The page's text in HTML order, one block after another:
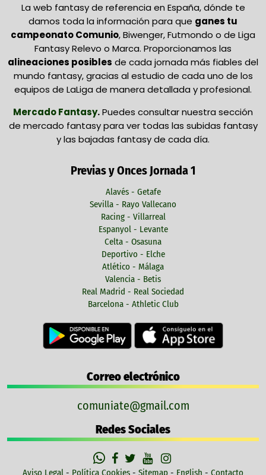
La web fantasy de referencia en España, dónde te
damos toda la información para que ganes tu
campeonato Comunio, Biwenger, Futmondo o de Liga
Fantasy Relevo o Marca. Proporcionamos las
alineaciones posibles de cada jornada más fiables del
mundo fantasy, gracias al estudio de cada uno de los
equipos de LaLiga de manera detallada y profesional.
Mercado Fantasy.Puedes consultar nuestra sección
de mercado fantasy para ver todas las subidas fantasy
y las bajadas fantasy de cada día.
Previas y Onces Jornada 1
Alavés - Getafe
Sevilla - Rayo Vallecano
Racing - Villarreal
Espanyol - Levante
Celta - Osasuna
Deportivo - Elche
Atlético - Málaga
Valencia - Betis
Real Madrid - Real Sociedad
Barcelona - Athletic Club
Correo electrónico
comuniate@gmail.com
Redes Sociales
Aviso Legal - Política Cookies - Sitemap - English - Contacto